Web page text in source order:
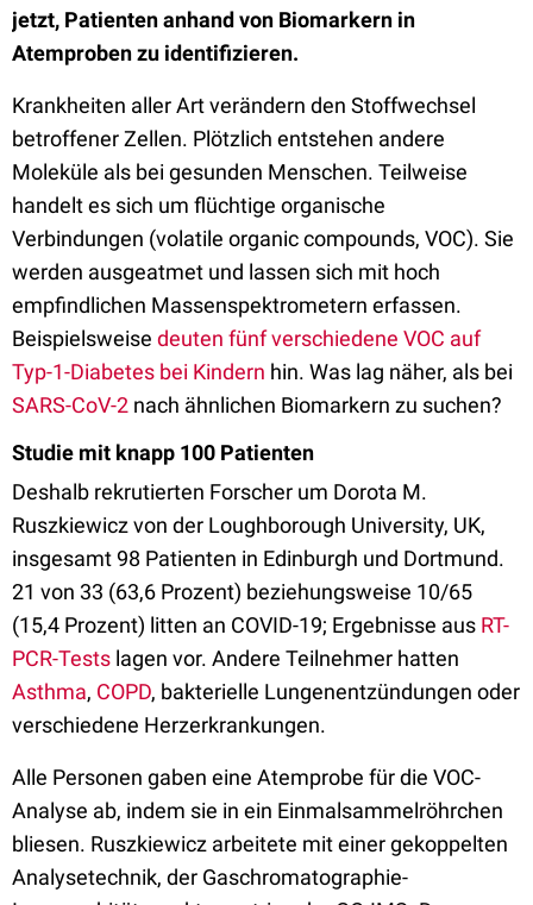
jetzt, Patienten anhand von Biomarkern in
Atemproben zu identifizieren.
Krankheiten aller Art verändern den Stoffwechsel
betroffener Zellen. Plötzlich entstehen andere
Moleküle als bei gesunden Menschen. Teilweise
handelt es sich um flüchtige organische
Verbindungen (volatile organic compounds, VOC). Sie
werden ausgeatmet und lassen sich mit hoch
empfindlichen Massenspektrometern erfassen.
Beispielsweise deuten fünf verschiedene VOC auf
Typ-1-Diabetes bei Kindern hin. Was lag näher, als bei
SARS-CoV-2 nach ähnlichen Biomarkern zu suchen?
Studie mit knapp 100 Patienten
Deshalb rekrutierten Forscher um Dorota M.
Ruszkiewicz von der Loughborough University, UK,
insgesamt 98 Patienten in Edinburgh und Dortmund.
21 von 33 (63,6 Prozent) beziehungsweise 10/65
(15,4 Prozent) litten an COVID-19; Ergebnisse aus RT-
PCR-Tests lagen vor. Andere Teilnehmer hatten
Asthma, COPD, bakterielle Lungenentzündungen oder
verschiedene Herzerkrankungen.
Alle Personen gaben eine Atemprobe für die VOC-
Analyse ab, indem sie in ein Einmalsammelröhrchen
bliesen. Ruszkiewicz arbeitete mit einer gekoppelten
Analysetechnik, der Gaschromatographie-